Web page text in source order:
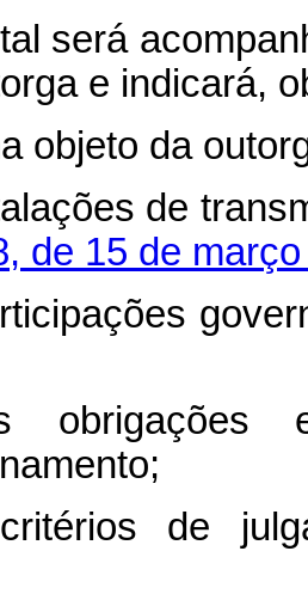
será
e indicará,
objeto da
de
de 15 de
de